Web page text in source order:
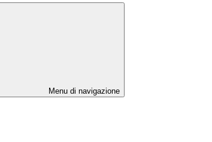
Menu di navigazione